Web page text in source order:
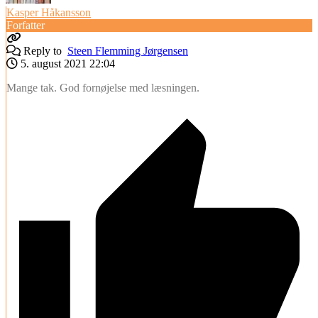
Kasper Håkansson
Forfatter
Reply to Steen Flemming Jørgensen
5. august 2021 22:04
Mange tak. God fornøjelse med læsningen.